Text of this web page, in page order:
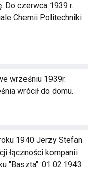
Do czerwca 1939 r.
Chemii Politechniki
wrześniu 1939r.
wrócił do domu.
1940 Jerzy Stefan
łączności kompanii
"Baszta". 01.02.1943